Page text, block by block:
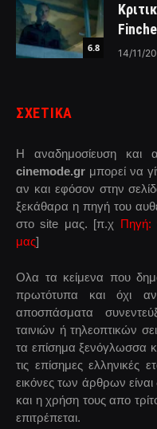
6.8 14/11/
ΣΧΕΤΙΚΑ
Η αναδημοσίευση
cinemode.gr μπορεί να
αν και εφόσον στην
ξεκάθαρα η πηγή του
στο site μας. [π.χ Πηγή:
μας]
Ολα τα κείμενα που
πρωτότυπα και όχι
αποσπάσματα
ταινιών ή τηλεοπτικών
τα επίσημα ξενόγλωσσα
τις επίσημες ελληνικές
εικόνες των άρθρων είναι
και η χρήση τους απο
επιτρέπεται.